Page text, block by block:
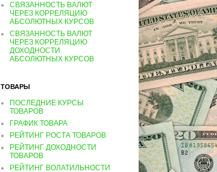
СВЯЗАННОСТЬ ВАЛЮТ
ЧЕРЕЗ КОРРЕЛЯЦИЮ
АБСОЛЮТНЫХ КУРСОВ
СВЯЗАННОСТЬ ВАЛЮТ
ЧЕРЕЗ КОРРЕЛЯЦИЮ
ДОХОДНОСТИ
АБСОЛЮТНЫХ КУРСОВ
ТОВАРЫ
ПОСЛЕДНИЕ КУРСЫ
ТОВАРОВ
ГРАФИК ТОВАРА
РЕЙТИНГ РОСТА ТОВАРОВ
РЕЙТИНГ ДОХОДНОСТИ
ТОВАРОВ
РЕЙТИНГ ВОЛАТИЛЬНОСТИ